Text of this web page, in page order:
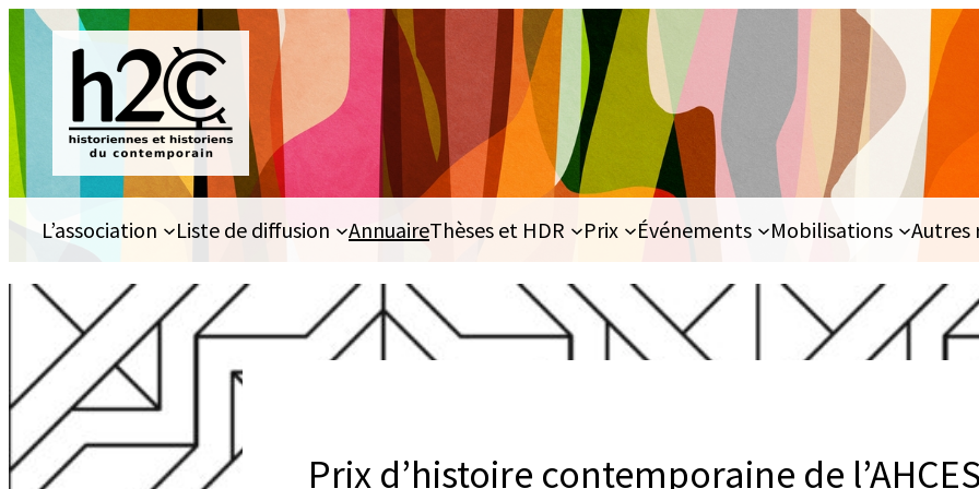
Aller
au
contenu
L’association Liste de diffusion AnnuaireThèses et HDR Prix Événements Mobilisations Autres
Prix d’histoire contemporaine de